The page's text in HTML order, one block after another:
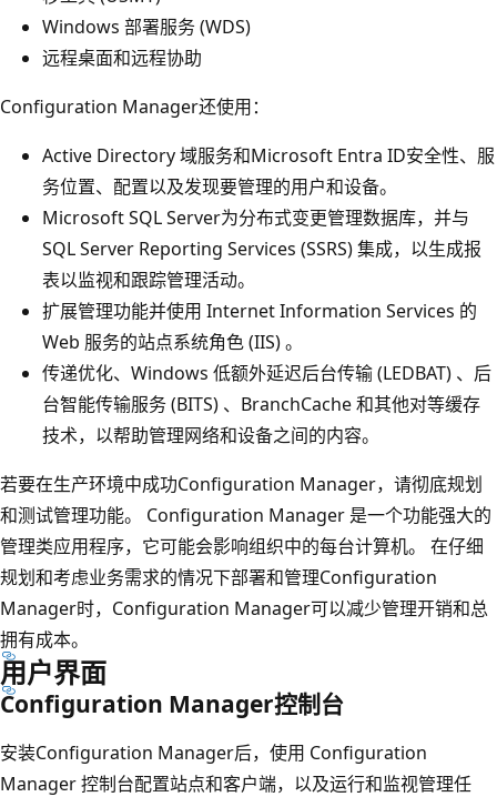
Windows 部署服务 (WDS)
远程桌面和远程协助
Configuration Manager还使用：
Active Directory 域服务和Microsoft Entra ID安全性、服
务位置、配置以及发现要管理的用户和设备。
Microsoft SQL Server为分布式变更管理数据库，并与
SQL Server Reporting Services (SSRS) 集成，以生成报
表以监视和跟踪管理活动。
扩展管理功能并使用 Internet Information Services 的
Web 服务的站点系统角色 (IIS) 。
传递优化、Windows 低额外延迟后台传输 (LEDBAT) 、后
台智能传输服务 (BITS) 、BranchCache 和其他对等缓存
技术，以帮助管理网络和设备之间的内容。
若要在生产环境中成功Configuration Manager，请彻底规划
和测试管理功能。 Configuration Manager 是一个功能强大的
管理类应用程序，它可能会影响组织中的每台计算机。 在仔细
规划和考虑业务需求的情况下部署和管理Configuration
Manager时，Configuration Manager可以减少管理开销和总
拥有成本。
用户界面
Configuration Manager控制台
安装Configuration Manager后，使用 Configuration
Manager 控制台配置站点和客户端，以及运行和监视管理任